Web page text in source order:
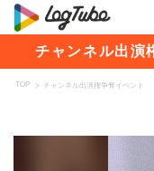
チャンネル出演
TOP > チャンネル出演権争奪イベント